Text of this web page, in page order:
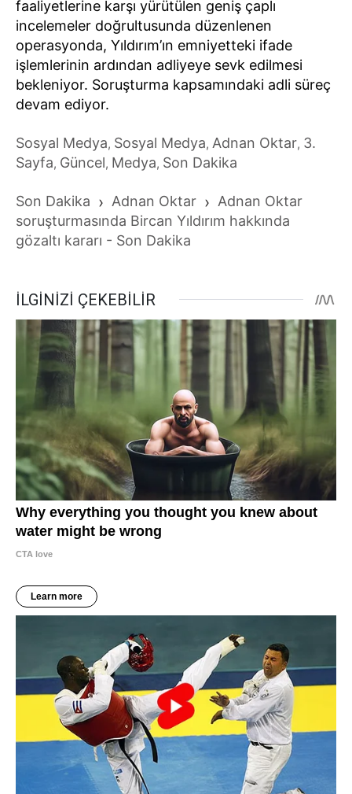
faaliyetlerine karşı yürütülen geniş çaplı
incelemeler doğrultusunda düzenlenen
operasyonda, Yıldırım’ın emniyetteki ifade
işlemlerinin ardından adliyeye sevk edilmesi
bekleniyor. Soruşturma kapsamındaki adli süreç
devam ediyor.
Sosyal Medya, Sosyal Medya, Adnan Oktar, 3.
Sayfa, Güncel, Medya, Son Dakika
Son Dakika › Adnan Oktar › Adnan Oktar
soruşturmasında Bircan Yıldırım hakkında
gözaltı kararı - Son Dakika